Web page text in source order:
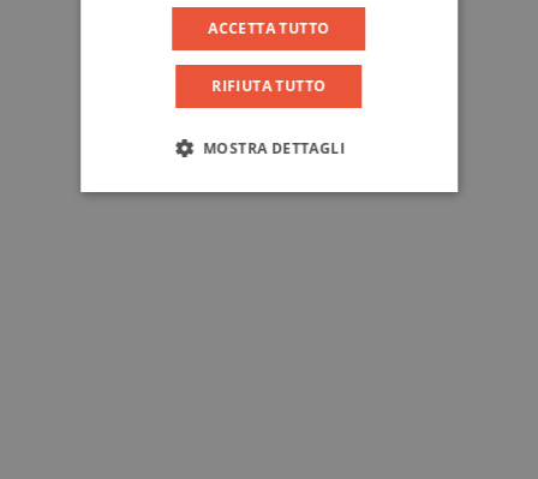
ACCETTA TUTTO
RIFIUTA TUTTO
MOSTRA DETTAGLI